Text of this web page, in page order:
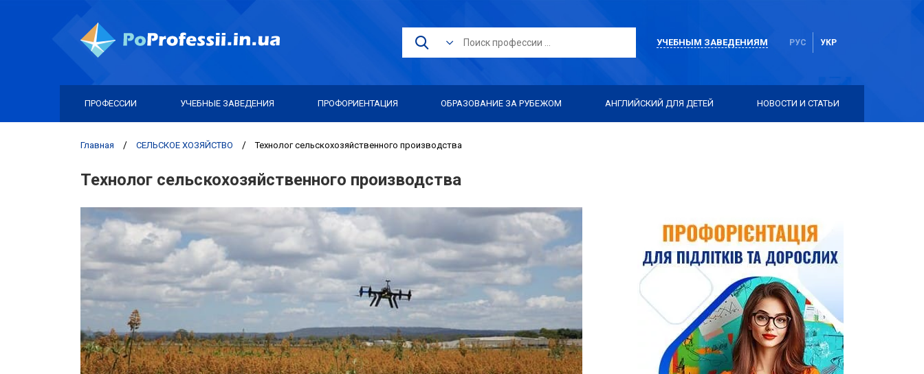
УЧЕБНЫМ ЗАВЕДЕНИЯМ РУС УКР
ПРОФЕССИИ УЧЕБНЫЕ ЗАВЕДЕНИЯ ПРОФОРИЕНТАЦИЯ ОБРАЗОВАНИЕ ЗА РУБЕЖОМ АНГЛИЙСКИЙ ДЛЯ ДЕТЕЙ НОВОСТИ И СТАТЬИ
Главная / СЕЛЬСКОЕ ХОЗЯЙСТВО / Технолог сельскохозяйственного производства
Технолог сельскохозяйственного производства